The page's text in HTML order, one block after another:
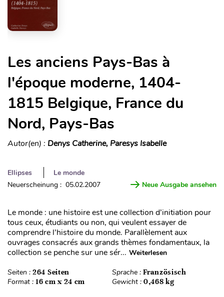
Les anciens Pays-Bas à
l'époque moderne, 1404-
1815 Belgique, France du
Nord, Pays-Bas
Autor(en) : Denys Catherine, Paresys Isabelle
Ellipses
Le monde
Neuerscheinung : 05.02.2007
Neue Ausgabe ansehen
Le monde : une histoire est une collection d’initiation pour
tous ceux, étudiants ou non, qui veulent essayer de
comprendre l’histoire du monde. Parallèlement aux
ouvrages consacrés aux grands thèmes fondamentaux, la
collection se penche sur une sér... Weiterlesen
Seiten : 264 Seiten Sprache : Französisch
Format : 16 cm x 24 cm Gewicht : 0,468 kg